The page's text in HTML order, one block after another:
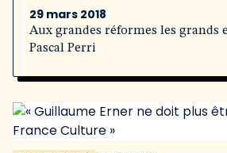
29 mars 2018
Aux grandes réformes les grands
Pascal Perri